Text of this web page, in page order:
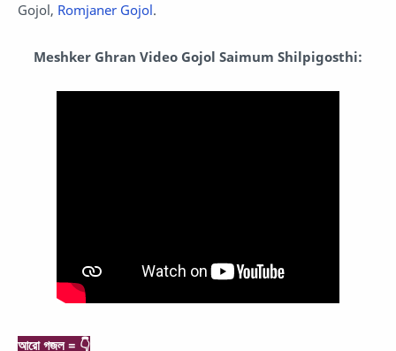
Gojol, Romjaner Gojol.
Meshker Ghran Video Gojol Saimum Shilpigosthi:
আরো গজল = 👇